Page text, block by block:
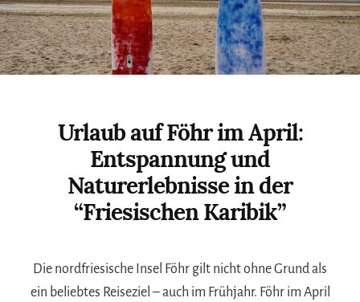
Urlaub auf Föhr im April:
Entspannung und
Naturerlebnisse in der
“Friesischen Karibik”
Die nordfriesische Insel Föhr gilt nicht ohne Grund als
ein beliebtes Reiseziel – auch im Frühjahr. Föhr im April